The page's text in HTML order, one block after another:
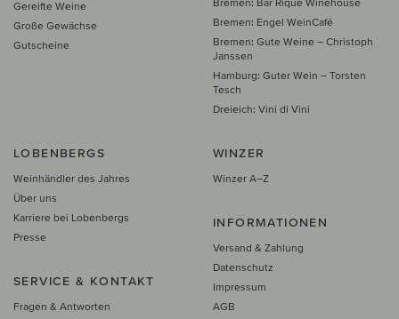
Gereifte Weine
Große Gewächse
Gutscheine
Bremen: Engel WeinCafé
Bremen: Gute Weine – Christoph
Janssen
Hamburg: Guter Wein – Torsten
Tesch
Dreieich: Vini di Vini
LOBENBERGS
Weinhändler des Jahres
Über uns
Karriere bei Lobenbergs
Presse
SERVICE & KONTAKT
Fragen & Antworten
WINZER
Winzer A–Z
INFORMATIONEN
Versand & Zahlung
Datenschutz
Impressum
AGB